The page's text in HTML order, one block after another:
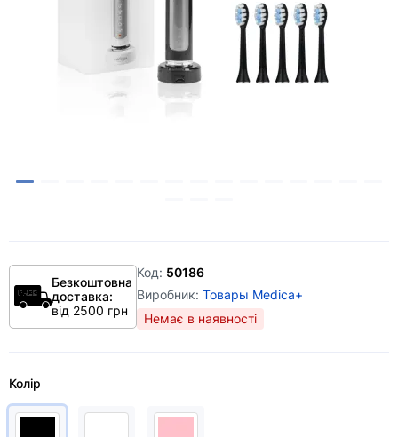
Безкоштовна
доставка:
від 2500 грн
Код: 50186
Виробник: Товары Medica+
Немає в наявності
Колір